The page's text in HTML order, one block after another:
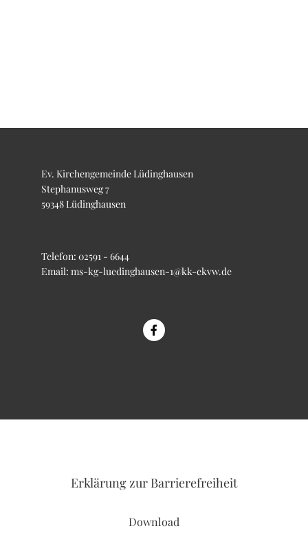
Ev. Kirchengemeinde Lüdinghausen
Stephanusweg 7
59348 Lüdinghausen
Telefon: 02591 - 6644
Email: ms-kg-luedinghausen-1@kk-ekvw.de
Erklärung zur Barrierefreiheit
Download